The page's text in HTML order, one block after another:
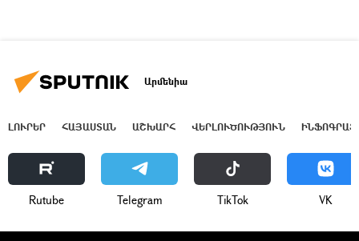
Արմենիա
ԼՈՒՐԵՐ ՀԱՅԱՍՏԱՆ ԱՇԽԱՐՀ ՎԵՐԼՈՒԾՈՒԹՅՈՒՆ
Rutube Telegram ТikТоk VK